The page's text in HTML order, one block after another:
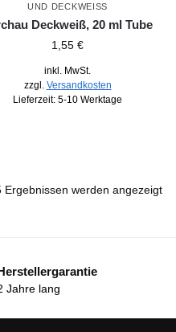
UND DECKWEISS
Deckweiß, 20 ml Tube
1,55 €
inkl. MwSt.
zzgl. Versandkosten
Lieferzeit: 5-10 Werktage
Ergebnissen werden angezeigt
Jahre lang